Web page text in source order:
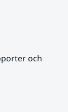
och